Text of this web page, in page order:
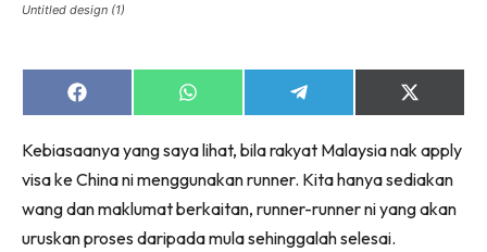
Untitled design (1)
Share
on
Share
on
Share
on
Share
on
(Twitter)
Kebiasaanya yang saya lihat, bila rakyat Malaysia nak apply
visa ke China ni menggunakan runner. Kita hanya sediakan
wang dan maklumat berkaitan, runner-runner ni yang akan
uruskan proses daripada mula sehinggalah selesai.